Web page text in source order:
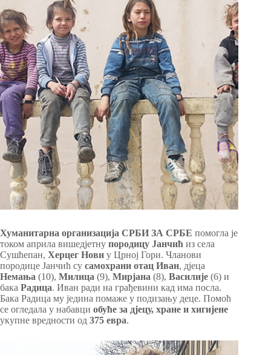
Хуманитарна организација СРБИ ЗА СРБЕ помогла је
током априла вишедјетну породицу Јанчић из села
Сушћепан, Херцег Нови у Црној Гори. Чланови
породице Јанчић су самохрани отац Иван, дјеца
Немања (10), Милица (9), Мирјана (8), Василије (6) и
бака Радица. Иван ради на грађевини кад има посла.
Бака Радица му једина помаже у подизању деце. Помоћ
се огледала у набавци обуће за дјецу, хране и хигијене
укупне вредности од 375 евра.